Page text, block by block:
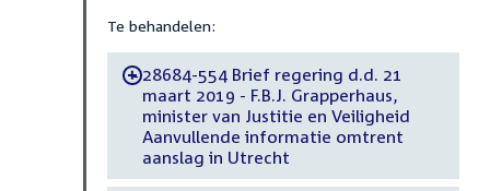
Te behandelen:
-28684-554 Brief regering d.d. 21
maart 2019 - F.B.J. Grapperhaus,
minister van Justitie en Veiligheid
Aanvullende informatie omtrent
aanslag in Utrecht